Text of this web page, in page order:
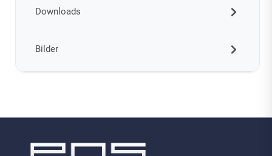
Downloads
Bilder